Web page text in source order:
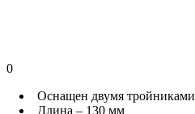
0
Оснащен двумя тройниками
Длина – 130 мм